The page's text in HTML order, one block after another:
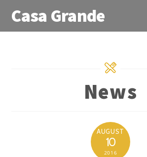
Casa Grande
News
AUGUST
10
2016